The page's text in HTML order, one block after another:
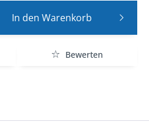
In den Warenkorb
Bewerten